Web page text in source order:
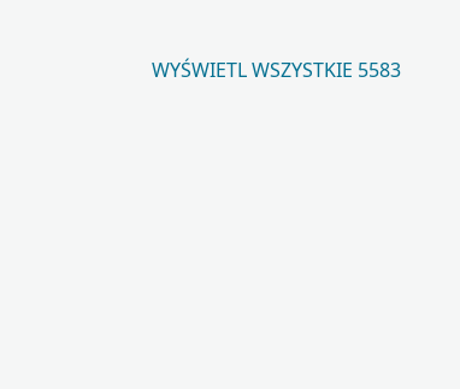
WYŚWIETL WSZYSTKIE 5583